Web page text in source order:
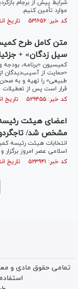
شرایط پیش از برجام
موارد تأمین کنیم.
کد خبر: ۵۳۱۶۵۶ تاریخ انتشار : ۱۳۹۸/۰۴/۱۷
متن کامل طرح
سیل زدگان» +
کمیسیون «برنامه،
«حمایت از آسیب‌دیدگان
قرار است پس از
کد خبر: ۵۲۹۴۵۵ تاریخ انتشار : ۱۳۹۸/۰۴/۱۰
اعضای هیئت
مشخص شد/
انتخابات هیئت رئیسه
اسلامی عصر امروز
کد خبر: ۵۲۳۹۴۱ تاریخ انتشار : ۱۳۹۸/۰۳/۱۹
تمامی حقوق مادی و